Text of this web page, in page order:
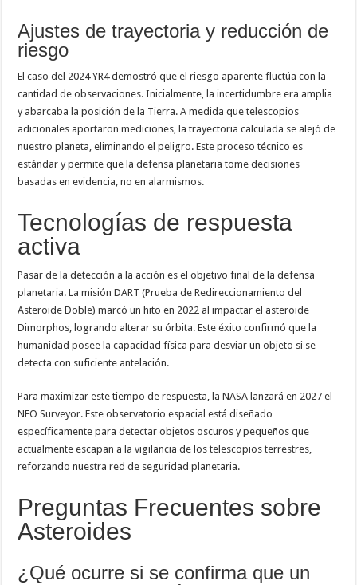
Ajustes de trayectoria y reducción de
riesgo
El caso del 2024 YR4 demostró que el riesgo aparente fluctúa con la
cantidad de observaciones. Inicialmente, la incertidumbre era amplia
y abarcaba la posición de la Tierra. A medida que telescopios
adicionales aportaron mediciones, la trayectoria calculada se alejó de
nuestro planeta, eliminando el peligro. Este proceso técnico es
estándar y permite que la defensa planetaria tome decisiones
basadas en evidencia, no en alarmismos.
Tecnologías de respuesta
activa
Pasar de la detección a la acción es el objetivo final de la defensa
planetaria. La misión DART (Prueba de Redireccionamiento del
Asteroide Doble) marcó un hito en 2022 al impactar el asteroide
Dimorphos, logrando alterar su órbita. Este éxito confirmó que la
humanidad posee la capacidad física para desviar un objeto si se
detecta con suficiente antelación.
Para maximizar este tiempo de respuesta, la NASA lanzará en 2027 el
NEO Surveyor. Este observatorio espacial está diseñado
específicamente para detectar objetos oscuros y pequeños que
actualmente escapan a la vigilancia de los telescopios terrestres,
reforzando nuestra red de seguridad planetaria.
Preguntas Frecuentes sobre
Asteroides
¿Qué ocurre si se confirma que un